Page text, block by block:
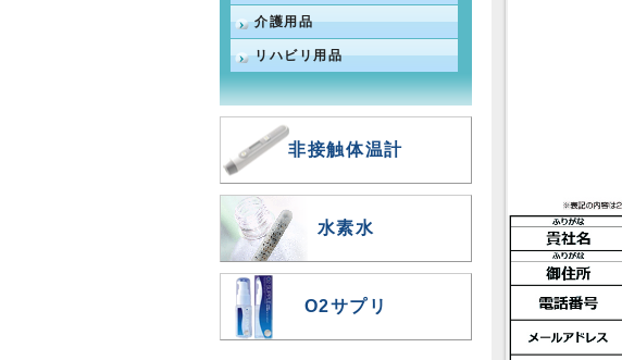
介護用品
リハビリ用品
非接触体温計
水素水
O2サプリ